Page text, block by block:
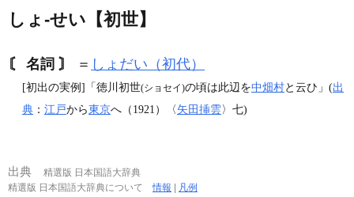
しょ‐せい【初世】
〘 名詞 〙 ＝ しょだい（初代）
[初出の実例]「徳川初世(ショセイ)の頃は此辺を中畑村と云ひ」(出
典 ： 江戸から東京へ（1921）〈矢田挿雲〉七)
出典
精選版 日本国語大辞典
精選版 日本国語大辞典について情報 | 凡例